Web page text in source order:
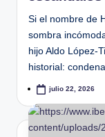
Si el nombre de
sombra
hijo Aldo López-
historial:
julio 22, 2026